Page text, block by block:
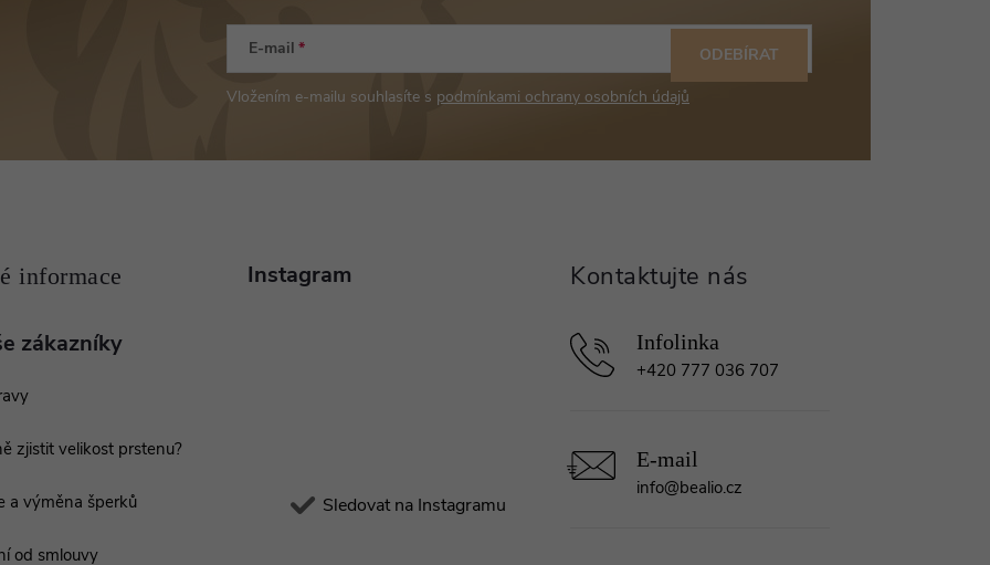
E-mail
Vložením e-mailu souhlasíte s podmínkami ochrany osobních údajů
ODEBÍRAT
zákazníky
zjistit velikost prstenu?
a výměna šperků
od smlouvy
Instagram
Sledovat na Instagramu
info@bealio.cz
+420 777 036 707